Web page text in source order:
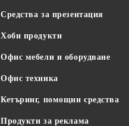
Средства за презентация
Хоби продукти
Офис мебели и оборудване
Офис техника
Кетъринг, помощни средства
Продукти за реклама